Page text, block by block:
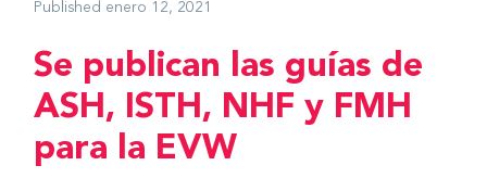
Published enero 12, 2021
Se publican las guías de
ASH, ISTH, NHF y FMH
para la EVW